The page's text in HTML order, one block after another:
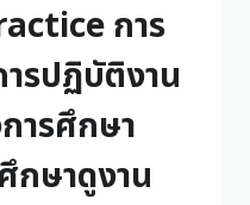
การ
รปฏิบัติงาน
ารศึกษา
กษาดูงาน